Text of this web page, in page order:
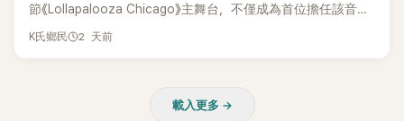
節《Lollapalooza Chicago》主舞台，不僅成為首位擔任該音樂
節Headliner（壓軸主秀）的K-POP女SOLO歌手，寫下全新紀
K氏鄉民 2 天前
載入更多 →